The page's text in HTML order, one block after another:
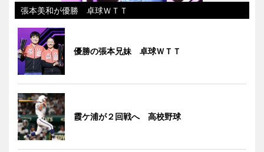
張本美和が優勝 卓球ＷＴＴ
優勝の張本兄妹 卓球ＷＴＴ
霞ケ浦が２回戦へ 高校野球